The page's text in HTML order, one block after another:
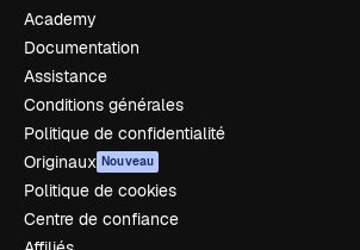
Academy
Documentation
Assistance
Conditions générales
Politique de confidentialité
Originaux Nouveau
Politique de cookies
Centre de confiance